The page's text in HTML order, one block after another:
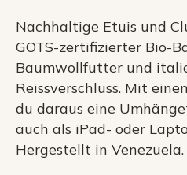
Nachhaltige Etuis und
GOTS-zertifizierter Bio-
Baumwollfutter und
Reissverschluss. Mit
du daraus eine
auch als iPad- oder
Hergestellt in Venezuela.